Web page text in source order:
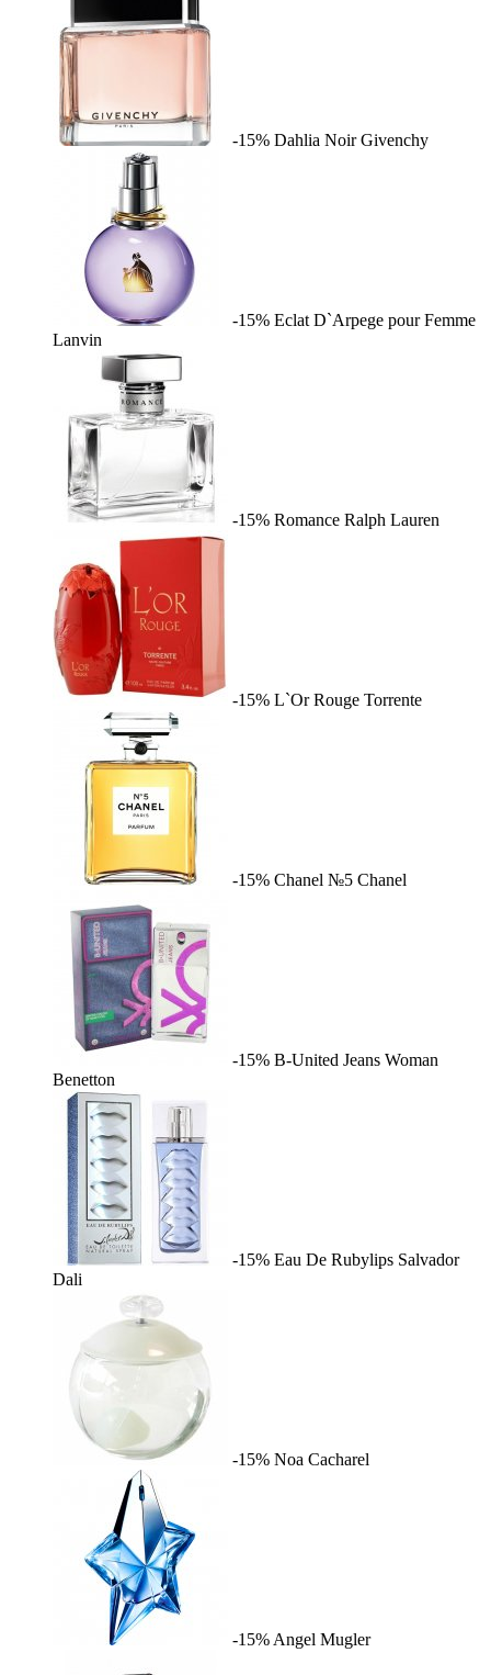
-15% Dahlia Noir Givenchy
-15% Eclat D`Arpege pour Femme
Lanvin
-15% Romance Ralph Lauren
-15% L`Or Rouge Torrente
-15% Chanel №5 Chanel
-15% B-United Jeans Woman
Benetton
-15% Eau De Rubylips Salvador
Dali
-15% Noa Cacharel
-15% Angel Mugler